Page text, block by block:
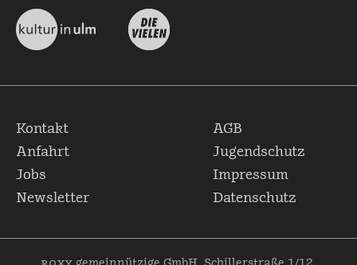
Kontakt
Anfahrt
Jobs
Newsletter
AGB
Jugendschutz
Impressum
Datenschutz
roxy gemeinnützige GmbH, Schillerstraße 1/12,